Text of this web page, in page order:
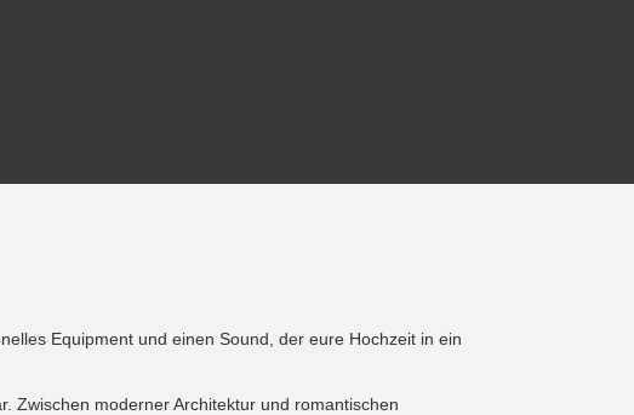
Equipment und einen Sound, der eure Hochzeit in ein
Zwischen moderner Architektur und romantischen